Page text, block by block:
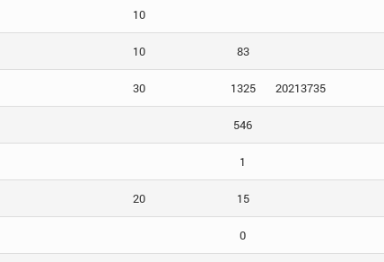
10
10 83
30 1325 20213735
546
1
20 15
0